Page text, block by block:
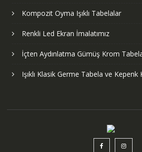
Kompozit Oyma Işıklı Tabelalar
Renkli Led Ekran İmalatımız
İçten Aydınlatma Gümüş Krom
Işıklı Klasik Germe Tabela ve Kepenk